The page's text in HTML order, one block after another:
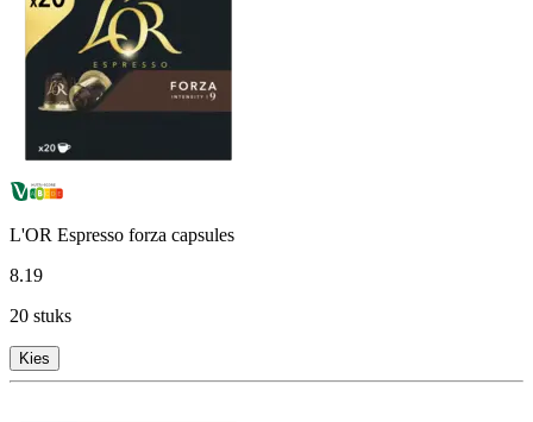
L'OR Espresso forza capsules
8.19
20 stuks
Kies